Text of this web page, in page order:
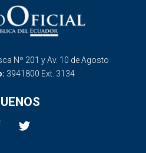
Nº 201 y Av. 10 de Agosto
3941800 Ext. 3134